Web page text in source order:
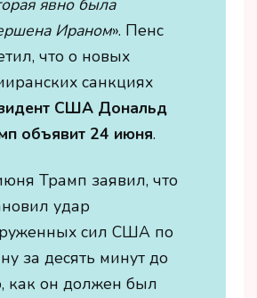
явно была
Ираном». Пенс
что о новых
санкциях
США Дональд
объявит 24 июня.
Трамп заявил, что
удар
сил США по
за десять минут до
как он должен был